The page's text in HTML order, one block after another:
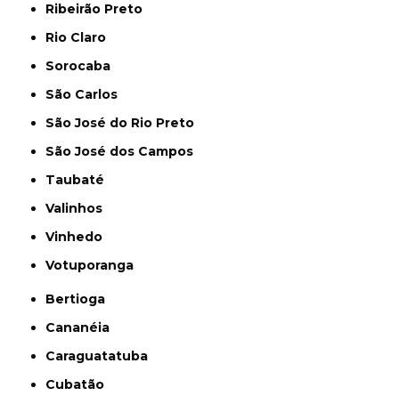
Ribeirão Preto
Rio Claro
Sorocaba
São Carlos
São José do Rio Preto
São José dos Campos
Taubaté
Valinhos
Vinhedo
Votuporanga
Bertioga
Cananéia
Caraguatatuba
Cubatão